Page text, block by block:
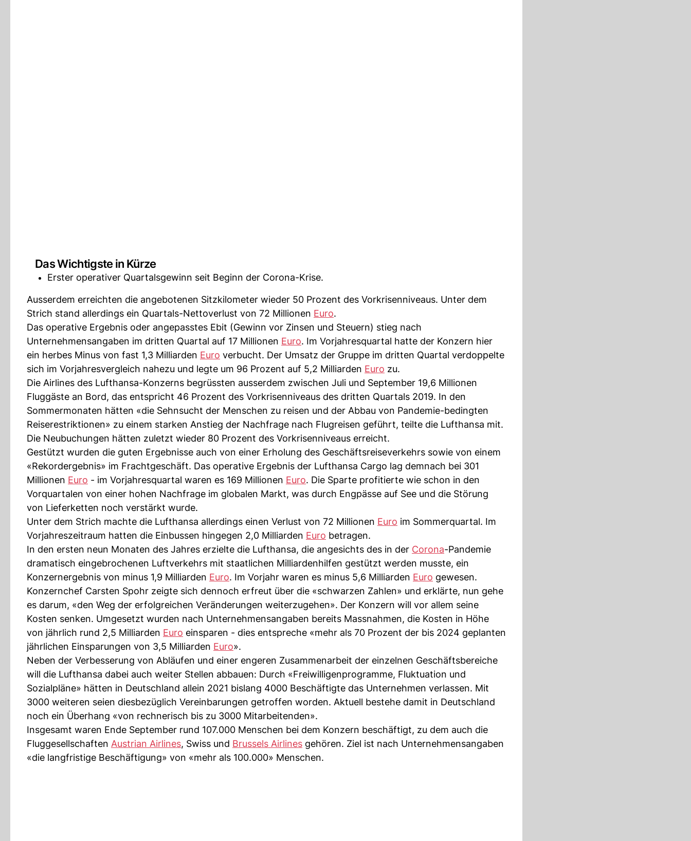
Das Wichtigste in Kürze
Erster operativer Quartalsgewinn seit Beginn der Corona-Krise.
Ausserdem erreichten die angebotenen Sitzkilometer wieder 50 Prozent des Vorkrisenniveaus. Unter dem
Strich stand allerdings ein Quartals-Nettoverlust von 72 Millionen Euro.
Das operative Ergebnis oder angepasstes Ebit (Gewinn vor Zinsen und Steuern) stieg nach
Unternehmensangaben im dritten Quartal auf 17 Millionen Euro. Im Vorjahresquartal hatte der Konzern hier
ein herbes Minus von fast 1,3 Milliarden Euro verbucht. Der Umsatz der Gruppe im dritten Quartal verdoppelte
sich im Vorjahresvergleich nahezu und legte um 96 Prozent auf 5,2 Milliarden Euro zu.
Die Airlines des Lufthansa-Konzerns begrüssten ausserdem zwischen Juli und September 19,6 Millionen
Fluggäste an Bord, das entspricht 46 Prozent des Vorkrisenniveaus des dritten Quartals 2019. In den
Sommermonaten hätten «die Sehnsucht der Menschen zu reisen und der Abbau von Pandemie-bedingten
Reiserestriktionen» zu einem starken Anstieg der Nachfrage nach Flugreisen geführt, teilte die Lufthansa mit.
Die Neubuchungen hätten zuletzt wieder 80 Prozent des Vorkrisenniveaus erreicht.
Gestützt wurden die guten Ergebnisse auch von einer Erholung des Geschäftsreiseverkehrs sowie von einem
«Rekordergebnis» im Frachtgeschäft. Das operative Ergebnis der Lufthansa Cargo lag demnach bei 301
Millionen Euro - im Vorjahresquartal waren es 169 Millionen Euro. Die Sparte profitierte wie schon in den
Vorquartalen von einer hohen Nachfrage im globalen Markt, was durch Engpässe auf See und die Störung
von Lieferketten noch verstärkt wurde.
Unter dem Strich machte die Lufthansa allerdings einen Verlust von 72 Millionen Euro im Sommerquartal. Im
Vorjahreszeitraum hatten die Einbussen hingegen 2,0 Milliarden Euro betragen.
In den ersten neun Monaten des Jahres erzielte die Lufthansa, die angesichts des in der Corona-Pandemie
dramatisch eingebrochenen Luftverkehrs mit staatlichen Milliardenhilfen gestützt werden musste, ein
Konzernergebnis von minus 1,9 Milliarden Euro. Im Vorjahr waren es minus 5,6 Milliarden Euro gewesen.
Konzernchef Carsten Spohr zeigte sich dennoch erfreut über die «schwarzen Zahlen» und erklärte, nun gehe
es darum, «den Weg der erfolgreichen Veränderungen weiterzugehen». Der Konzern will vor allem seine
Kosten senken. Umgesetzt wurden nach Unternehmensangaben bereits Massnahmen, die Kosten in Höhe
von jährlich rund 2,5 Milliarden Euro einsparen - dies entspreche «mehr als 70 Prozent der bis 2024 geplanten
jährlichen Einsparungen von 3,5 Milliarden Euro».
Neben der Verbesserung von Abläufen und einer engeren Zusammenarbeit der einzelnen Geschäftsbereiche
will die Lufthansa dabei auch weiter Stellen abbauen: Durch «Freiwilligenprogramme, Fluktuation und
Sozialpläne» hätten in Deutschland allein 2021 bislang 4000 Beschäftigte das Unternehmen verlassen. Mit
3000 weiteren seien diesbezüglich Vereinbarungen getroffen worden. Aktuell bestehe damit in Deutschland
noch ein Überhang «von rechnerisch bis zu 3000 Mitarbeitenden».
Insgesamt waren Ende September rund 107.000 Menschen bei dem Konzern beschäftigt, zu dem auch die
Fluggesellschaften Austrian Airlines, Swiss und Brussels Airlines gehören. Ziel ist nach Unternehmensangaben
«die langfristige Beschäftigung» von «mehr als 100.000» Menschen.